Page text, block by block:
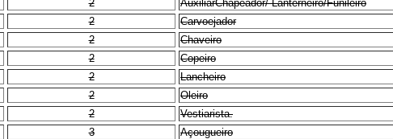
2 AuxiliarChapeador/ Lanterneiro/Funileiro
2 Carvoejador
2 Chaveiro
2 Copeiro
2 Lancheiro
2 Oleiro
2 Vestiarista.
3 Açougueiro